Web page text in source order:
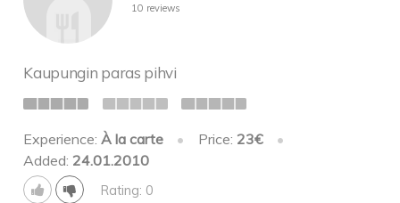
10 reviews
Kaupungin paras pihvi
Experience:À la carte • Price: 23€
•
Added: 24.01.2010
Rating: 0